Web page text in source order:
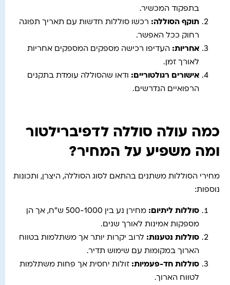
בתפקוד המכשיר.
תוקף הסוללה: רכשו סוללות חדשות עם תאריך תפוגה
רחוק ככל האפשר.
אחריות: העדיפו רכישה מספקים המספקים אחריות
לאורך זמן.
אישורים רגולטוריים: ודאו שהסוללה עומדת בתקנים
הרפואיים הנדרשים.
כמה עולה סוללה לדפיברילטור
ומה משפיע על המחיר?
מחירי הסוללות משתנים בהתאם לסוג הסוללה, היצרן, ותכונות
נוספות:
סוללות ליתיום :
מחירן נע בין 500-1000 ש"ח, אך הן
מספקות אמינות לאורך שנים.
סוללות נטענות: לרוב יקרות יותר אך משתלמות בטווח
הארוך במקומות עם שימוש תדיר.
סוללות חד-פעמיות: זולות יחסית אך פחות משתלמות
לטווח הארוך.